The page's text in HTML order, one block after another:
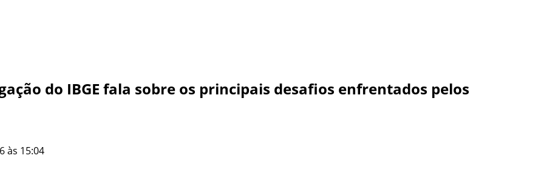
do IBGE fala sobre os principais desafios enfrentados pelos
às 15:04